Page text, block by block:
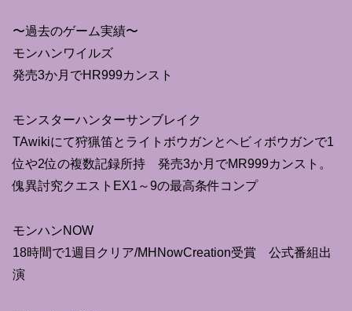
〜過去のゲーム実績〜
モンハンワイルズ
発売3か月でHR999カンスト
モンスターハンターサンブレイク
TAwikiにて狩猟笛とライトボウガンとヘビィボウガンで1
位や2位の複数記録所持 発売3か月でMR999カンスト。
傀異討究クエストEX1～9の最高条件コンプ
モンハンNOW
18時間で1週目クリア/MHNowCreation受賞 公式番組出
演